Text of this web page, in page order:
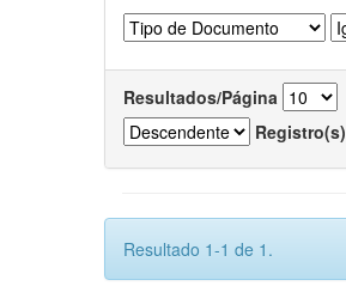
Resultados/Página
Registro(s)
Resultado 1-1 de 1.